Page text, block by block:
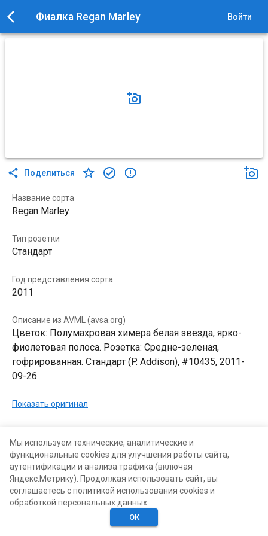
Фиалка Regan Marley Войти
Поделиться
Название сорта
Regan Marley
Тип розетки
Стандарт
Год представления сорта
2011
Описание из AVML (avsa.org)
Цветок: Полумахровая химера белая звезда, ярко-
фиолетовая полоса. Розетка: Средне-зеленая,
гофрированная. Стандарт (P. Addison), #10435, 2011-
09-26
Показать оригинал
Хотелки
Мы используем технические, аналитические и
функциональные cookies для улучшения работы сайта,
аутентификации и анализа трафика (включая
Яндекс.Метрику). Продолжая использовать сайт, вы
соглашаетесь с политикой использования cookies и
обработкой персональных данных.
ОК